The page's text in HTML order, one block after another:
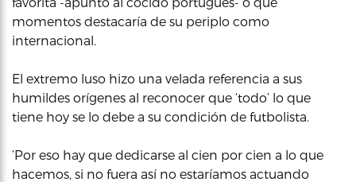
momentos destacaría de su periplo como
internacional.
El extremo luso hizo una velada referencia a sus
humildes orígenes al reconocer que ‘todo’ lo que
tiene hoy se lo debe a su condición de futbolista.
‘Por eso hay que dedicarse al cien por cien a lo que
hacemos, si no fuera así no estaríamos actuando